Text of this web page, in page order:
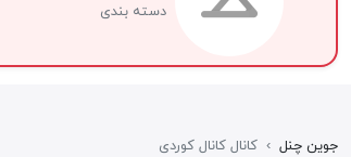
دسته بندی
جوین چنل › کانال کانال کوردی